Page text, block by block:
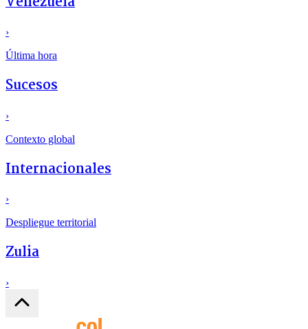
›
Última hora
Sucesos
›
Contexto global
Internacionales
›
Despliegue territorial
Zulia
›